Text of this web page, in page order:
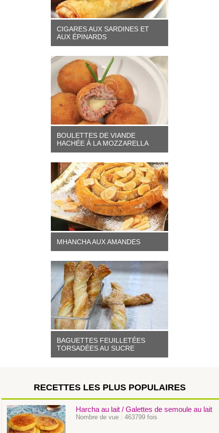
CIGARES AUX SARDINES ET
AUX ÉPINARDS
BOULETTES DE VIANDE
HACHÉE À LA MOZZARELLA
MHANCHA AUX AMANDES
BAGUETTES FEUILLETÉES
TORSADÉES AU SUCRE
RECETTES LES PLUS POPULAIRES
Harcha au lait / Galettes de semoule au lait
Nombre de vue : 463799 fois